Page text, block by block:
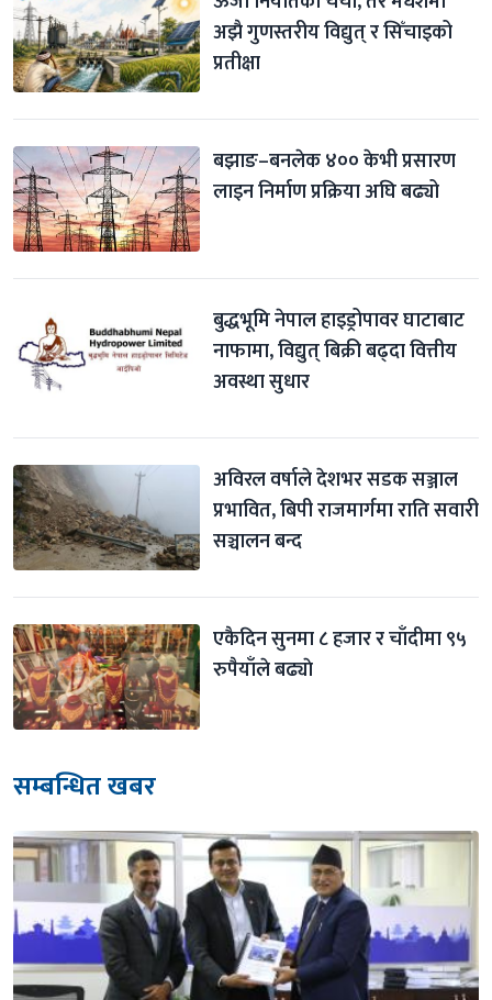
अझै गुणस्तरीय विद्युत् र सिँचाइको
प्रतीक्षा
बझाङ–बनलेक ४०० केभी प्रसारण
लाइन निर्माण प्रक्रिया अघि बढ्यो
बुद्धभूमि नेपाल हाइड्रोपावर घाटाबाट
नाफामा, विद्युत् बिक्री बढ्दा वित्तीय
अवस्था सुधार
अविरल वर्षाले देशभर सडक सञ्जाल
प्रभावित, बिपी राजमार्गमा राति सवारी
सञ्चालन बन्द
एकैदिन सुनमा ८ हजार र चाँदीमा ९५
रुपैयाँले बढ्याे
सम्बन्धित खबर